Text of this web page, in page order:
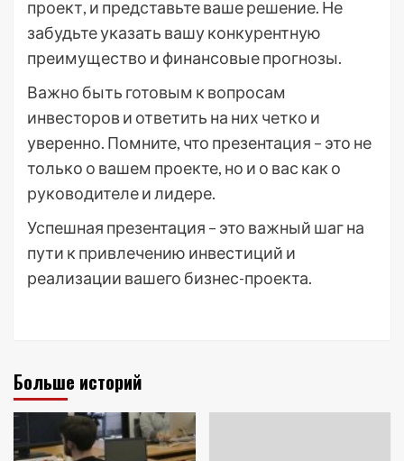
проект, и представьте ваше решение. Не
забудьте указать вашу конкурентную
преимущество и финансовые прогнозы.
Важно быть готовым к вопросам
инвесторов и ответить на них четко и
уверенно. Помните, что презентация – это не
только о вашем проекте, но и о вас как о
руководителе и лидере.
Успешная презентация – это важный шаг на
пути к привлечению инвестиций и
реализации вашего бизнес-проекта.
Больше историй